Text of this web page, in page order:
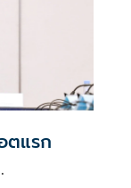
ตแรก